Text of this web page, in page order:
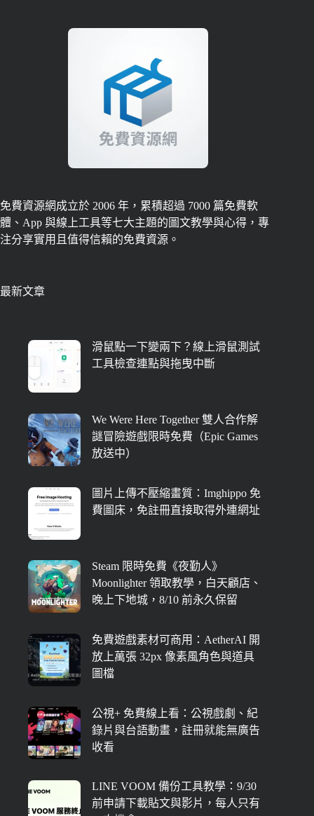
免費資源網成立於 2006 年，累積超過 7000 篇免費軟
體、App 與線上工具等七大主題的圖文教學與心得，專
注分享實用且值得信賴的免費資源。
最新文章
滑鼠點一下變兩下？線上滑鼠測試
工具檢查連點與拖曳中斷
We Were Here Together 雙人合作解
謎冒險遊戲限時免費（Epic Games
放送中）
圖片上傳不壓縮畫質：Imghippo 免
費圖床，免註冊直接取得外連網址
Steam 限時免費《夜勤人》
Moonlighter 領取教學，白天顧店、
晚上下地城，8/10 前永久保留
免費遊戲素材可商用：AetherAI 開
放上萬張 32px 像素風角色與道具
圖檔
公視+ 免費線上看：公視戲劇、紀
錄片與台語動畫，註冊就能無廣告
收看
LINE VOOM 備份工具教學：9/30
前申請下載貼文與影片，每人只有